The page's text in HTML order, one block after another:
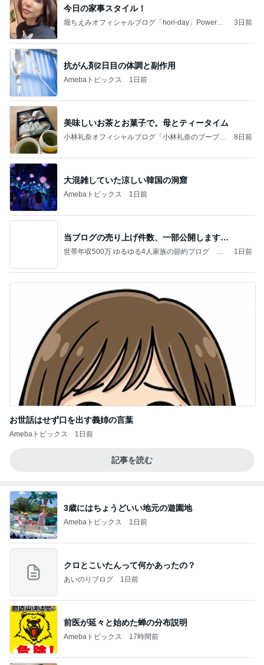
今日の家事スタイル！
堀ちえみオフィシャルブログ「hori-day」Powered
3日前
抗がん剤2日目の体調と副作用
Amebaトピックス 1日前
美味しいお茶とお菓子で。母とティータイム
小林礼奈オフィシャルブログ「小林礼奈のブーブー
8日前
大混雑していた涼しい韓国の洞窟
Amebaトピックス 1日前
当ブログの売り上げ件数、一部公開します…
世帯年収500万 ゆるゆる4人家族の節約ブログ 〜
1日前
お世話はせず口を出す義姉の言葉
Amebaトピックス 1日前
記事を読む
3歳にはちょうどいい地元の遊園地
Amebaトピックス 1日前
クロとこいたんって何かあったの？
あいのりブログ 1日前
前医が延々と始めた蝉の分布説明
Amebaトピックス 17時間前